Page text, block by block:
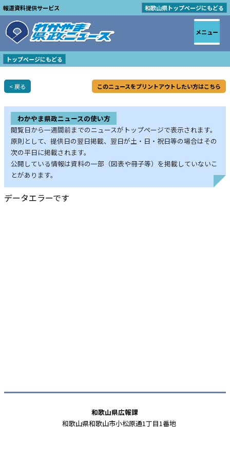
報道資料提供サービス 和歌山県トップページにもどる
トップページにもどる
< 戻る このニュースをプリントアウトしたい方はこちら
わかやま県政ニュースの使い方
閲覧日から一週間前までのニュースがトップページで表示されます。
原則として、提供日の翌日掲載、翌日が土・日・祝日等の場合はその
次の平日に掲載されます。
公開している情報は資料の一部（図表や冊子等）を掲載していないこ
とがあります。
データエラーです
メニュー
和歌山県広報課
和歌山県和歌山市小松原通1丁目1番地